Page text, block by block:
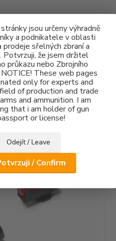
jsou určeny výhradně
a podnikatele v oblasti
prodeje sřelných zbraní a
Potvrzuji, že jsem držitel
průkazu nebo Zbrojního
These web pages
only for experts and
of production and trade
and ammunition. I am
that i am holder of gun
or license!
Odejít / Leave
/ Confirm
Hledat
FO
FO